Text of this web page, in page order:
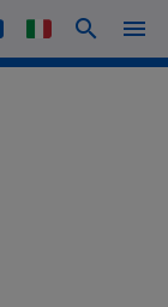
search menu